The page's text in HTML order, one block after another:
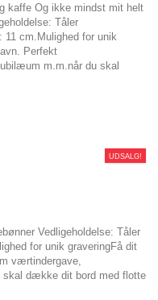
kaffe Og ikke mindst mit helt
Tåler
cm.Mulighed for unik
Perfekt
m.m.når du skal
UDSALG!
Vedligeholdelse: Tåler
for unik graveringFå dit
værtindergave,
dække dit bord med flotte